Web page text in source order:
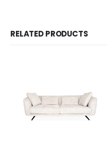
RELATED PRODUCTS